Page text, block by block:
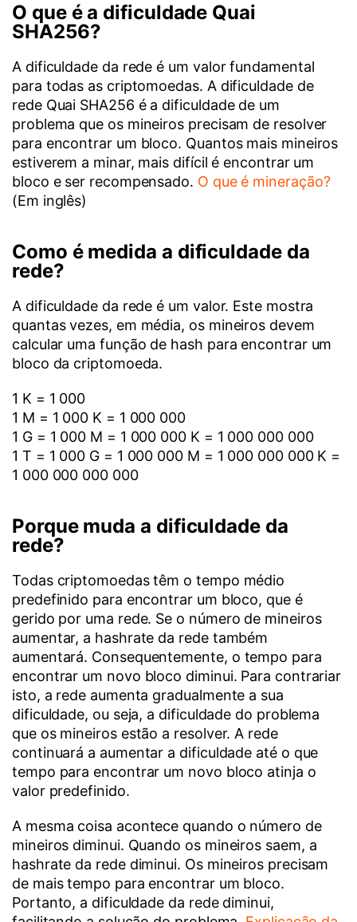
O que é a dificuldade Quai
SHA256?
A dificuldade da rede é um valor fundamental
para todas as criptomoedas. A dificuldade de
rede Quai SHA256 é a dificuldade de um
problema que os mineiros precisam de resolver
para encontrar um bloco. Quantos mais mineiros
estiverem a minar, mais difícil é encontrar um
bloco e ser recompensado. O que é mineração?
(Em inglês)
Como é medida a dificuldade da
rede?
A dificuldade da rede é um valor. Este mostra
quantas vezes, em média, os mineiros devem
calcular uma função de hash para encontrar um
bloco da criptomoeda.
1 K = 1 000
1 M = 1 000 K = 1 000 000
1 G = 1 000 M = 1 000 000 K = 1 000 000 000
1 T = 1 000 G = 1 000 000 M = 1 000 000 000 K =
1 000 000 000 000
Porque muda a dificuldade da
rede?
Todas criptomoedas têm o tempo médio
predefinido para encontrar um bloco, que é
gerido por uma rede. Se o número de mineiros
aumentar, a hashrate da rede também
aumentará. Consequentemente, o tempo para
encontrar um novo bloco diminui. Para contrariar
isto, a rede aumenta gradualmente a sua
dificuldade, ou seja, a dificuldade do problema
que os mineiros estão a resolver. A rede
continuará a aumentar a dificuldade até o que
tempo para encontrar um novo bloco atinja o
valor predefinido.
A mesma coisa acontece quando o número de
mineiros diminui. Quando os mineiros saem, a
hashrate da rede diminui. Os mineiros precisam
de mais tempo para encontrar um bloco.
Portanto, a dificuldade da rede diminui,